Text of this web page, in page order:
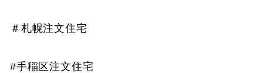
＃札幌注文住宅
#手稲区注文住宅